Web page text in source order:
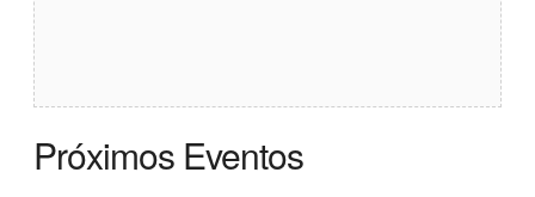
Próximos Eventos